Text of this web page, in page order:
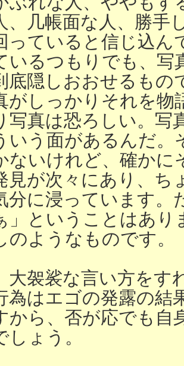
、几帳面な人、勝手
っていると信じ込ん
いるつもりでも、写
底隠しおおせるもの
がしっかりそれを物
写真は恐ろしい。写
いう面があるんだ。
ないけれど、確かに
見が次々にあり、ち
分に浸っています。
」ということはあ
のようなものです。
大袈裟な言い方をす
為はエゴの発露の結
から、否が応でも自
しょう。